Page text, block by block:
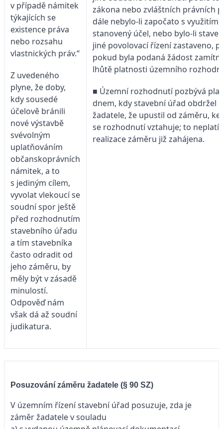
v případě námitek
týkajících se
existence práva
nebo rozsahu
vlastnických práv.“
Z uvedeného
plyne, že doby,
kdy sousedé
účelově bránili
nové výstavbě
svévolným
uplatňováním
občanskoprávních
námitek, a to
s jediným cílem,
vyvolat vlekoucí se
soudní spor ještě
před rozhodnutím
stavebního úřadu
a tím stavebníka
často odradit od
jeho záměru, by
měly být v zásadě
minulostí.
Odpověď nám
však dá až soudní
judikatura.
zákona nebo zvláštních právních
dále nebylo-li započato s využitím
stanovený účel, nebo bylo-li
jiné povolovací řízení zastaveno,
pokud byla podaná žádost
lhůtě platnosti územního
■ Územní rozhodnutí pozbývá
dnem, kdy stavební úřad obdržel
žadatele, že upustil od záměru,
se rozhodnutí vztahuje; to neplatí,
realizace záměru již zahájena.
Posuzování záměru žadatele (§ 90 SZ)
V územním řízení stavební úřad posuzuje, zda je
záměr žadatele v souladu